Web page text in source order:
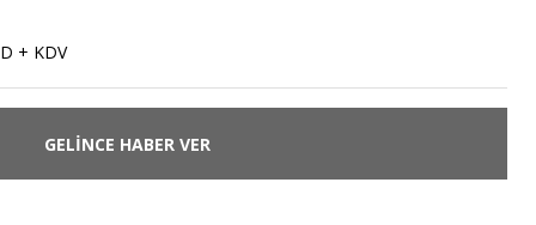
+ KDV
GELİNCE HABER VER